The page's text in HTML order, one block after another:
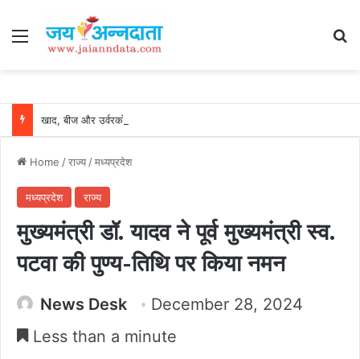
Menu
Home /राज्य/मध्यप्रदेश
मध्यप्रदेश राज्य
मुख्यमंत्री डॉ. यादव ने पूर्व मुख्यमंत्री स्व.
पटवा की पुण्य-तिथि पर किया नमन
News Desk
December 28, 2024
Less than a minute